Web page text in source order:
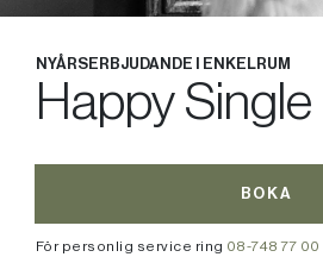
NYÅRSERBJUDANDE I ENKELRUM
Happy
BOKA
För personlig service ring 08-748 77 00